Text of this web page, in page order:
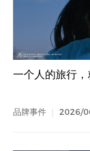
一个人的旅行，
品牌事件 | 2026/